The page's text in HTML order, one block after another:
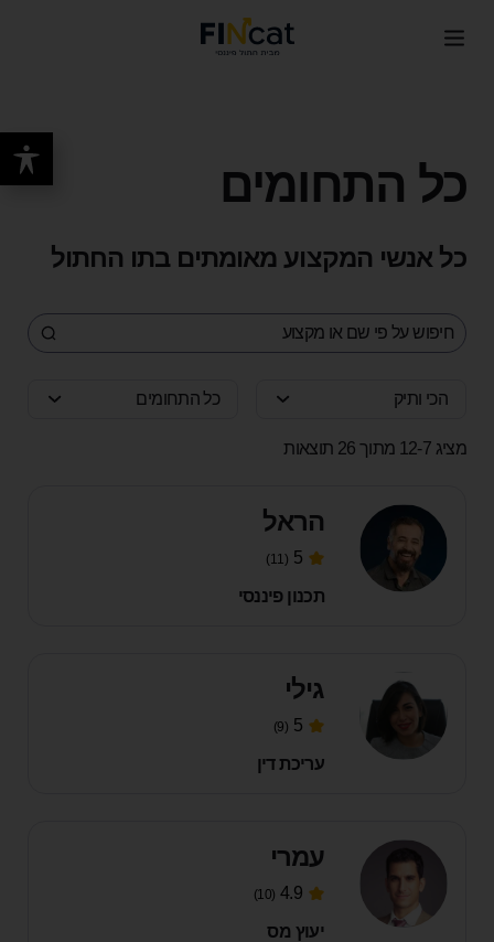
כל התחומים
כל אנשי המקצוע מאומתים בתו החתול
הכי ותיק כל התחומים
מציג 12-7 מתוך 26 תוצאות
הראל
5
(11)
תכנון פיננסי
גילי
5
(9)
עריכת דין
עמרי
4.9
(10)
יעוץ מס